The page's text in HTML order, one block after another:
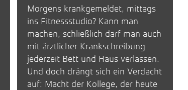
Morgens krankgemeldet, mittags
ins Fitnessstudio? Kann man
machen, schließlich darf man auch
mit ärztlicher Krankschreibung
jederzeit Bett und Haus verlassen.
Und doch drängt sich ein Verdacht
auf: Macht der Kollege, der heute